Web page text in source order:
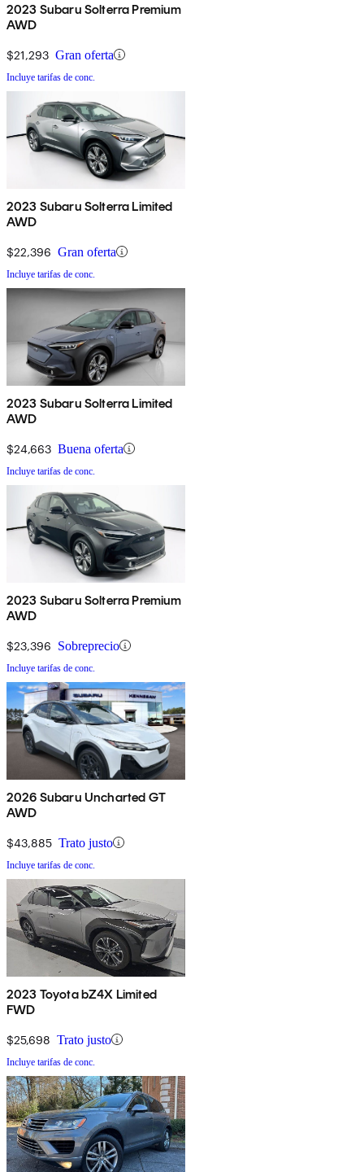
2023 Subaru Solterra Premium
AWD
$21,293 Gran oferta
Incluye tarifas de conc.
2023 Subaru Solterra Limited
AWD
$22,396 Gran oferta
Incluye tarifas de conc.
2023 Subaru Solterra Limited
AWD
$24,663 Buena oferta
Incluye tarifas de conc.
2023 Subaru Solterra Premium
AWD
$23,396 Sobreprecio
Incluye tarifas de conc.
2026 Subaru Uncharted GT
AWD
$43,885 Trato justo
Incluye tarifas de conc.
2023 Toyota bZ4X Limited
FWD
$25,698 Trato justo
Incluye tarifas de conc.